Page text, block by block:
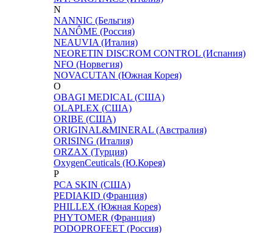
N
NANNIC (Бельгия)
NANÔME (Россия)
NEAUVIA (Италия)
NEORETIN DISCROM CONTROL (Испания)
NFO (Норвегия)
NOVACUTAN (Южная Корея)
O
OBAGI MEDICAL (США)
OLAPLEX (США)
ORIBE (США)
ORIGINAL&MINERAL (Австралия)
ORISING (Италия)
ORZAX (Турция)
OxygenCeuticals (Ю.Корея)
P
PCA SKIN (США)
PEDIAKID (Франция)
PHILLEX (Южная Корея)
PHYTOMER (Франция)
PODOPROFEET (Россия)